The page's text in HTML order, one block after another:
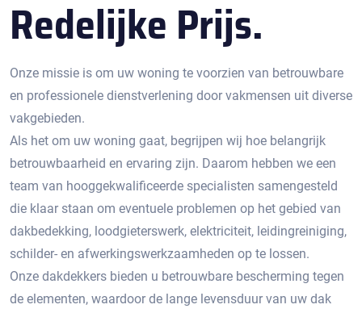
Redelijke Prijs.
Onze missie is om uw woning te voorzien van betrouwbare
en professionele dienstverlening door vakmensen uit diverse
vakgebieden.
Als het om uw woning gaat, begrijpen wij hoe belangrijk
betrouwbaarheid en ervaring zijn. Daarom hebben we een
team van hooggekwalificeerde specialisten samengesteld
die klaar staan om eventuele problemen op het gebied van
dakbedekking, loodgieterswerk, elektriciteit, leidingreiniging,
schilder- en afwerkingswerkzaamheden op te lossen.
Onze dakdekkers bieden u betrouwbare bescherming tegen
de elementen, waardoor de lange levensduur van uw dak